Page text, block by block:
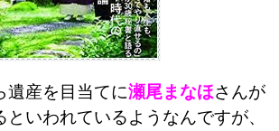
遺産を目当てに瀬尾まなほさんが
いわれているようなんですが、